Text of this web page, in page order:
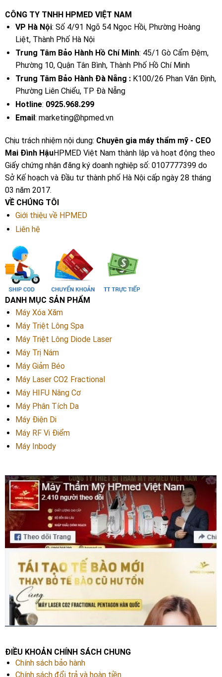
CÔNG TY TNHH HPMED VIỆT NAM
VP Hà Nội: Số 4/91 Ngõ 54 Ngọc Hồi, Phường Hoàng
Liệt, Thành Phố Hà Nội
Trung Tâm Bảo Hành Hồ Chí Minh: 45/1 Gò Cẩm Đệm,
Phường 10, Quận Tân Bình, Thành Phố Hồ Chí Minh
Trung Tâm Bảo Hành Đà Nẵng :K100/26 Phan Văn Định,
Phường Liên Chiểu, TP Đà Nẵng
Hotline: 0925.968.299
Email: marketing@hpmed.vn
Chịu trách nhiệm nội dung: Chuyên gia máy thẩm mỹ - CEO
Mai Đình HậuHPMED Việt Nam thành lập và hoạt động theo
Giấy chứng nhận đăng ký doanh nghiệp số: 0107777399 do
Sở Kế hoạch và Đầu tư thành phố Hà Nội cấp ngày 28 tháng
03 năm 2017.
VỀ CHÚNG TÔI
Giới thiệu về HPMED
Liên hệ
DANH MỤC SẢN PHẨM
Máy Xóa Xăm
Máy Triệt Lông Spa
Máy Triệt Lông Diode Laser
Máy Trị Nám
Máy Giảm Béo
Máy Laser CO2 Fractional
Máy HIFU Nâng Cơ
Máy Phân Tích Da
Máy Điện Di
Máy RF Vi Điểm
Máy Inbody
ĐIỀU KHOẢN CHÍNH SÁCH CHUNG
Chính sách bảo hành
Chính sách đổi trả và hoàn tiền